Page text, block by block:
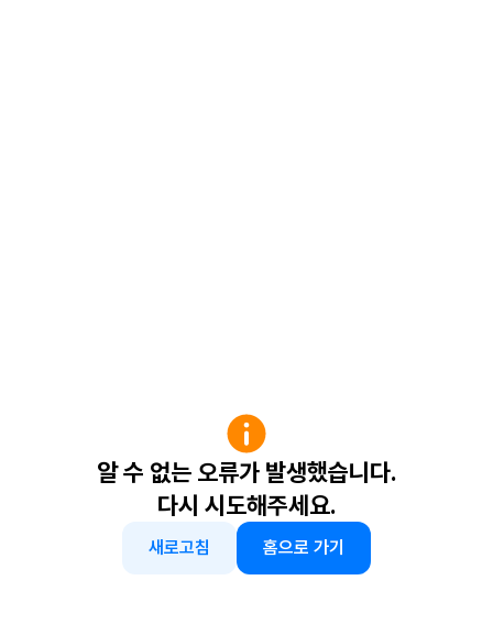
알 수 없는 오류가 발생했습니다.
다시 시도해주세요.
새로고침 홈으로 가기